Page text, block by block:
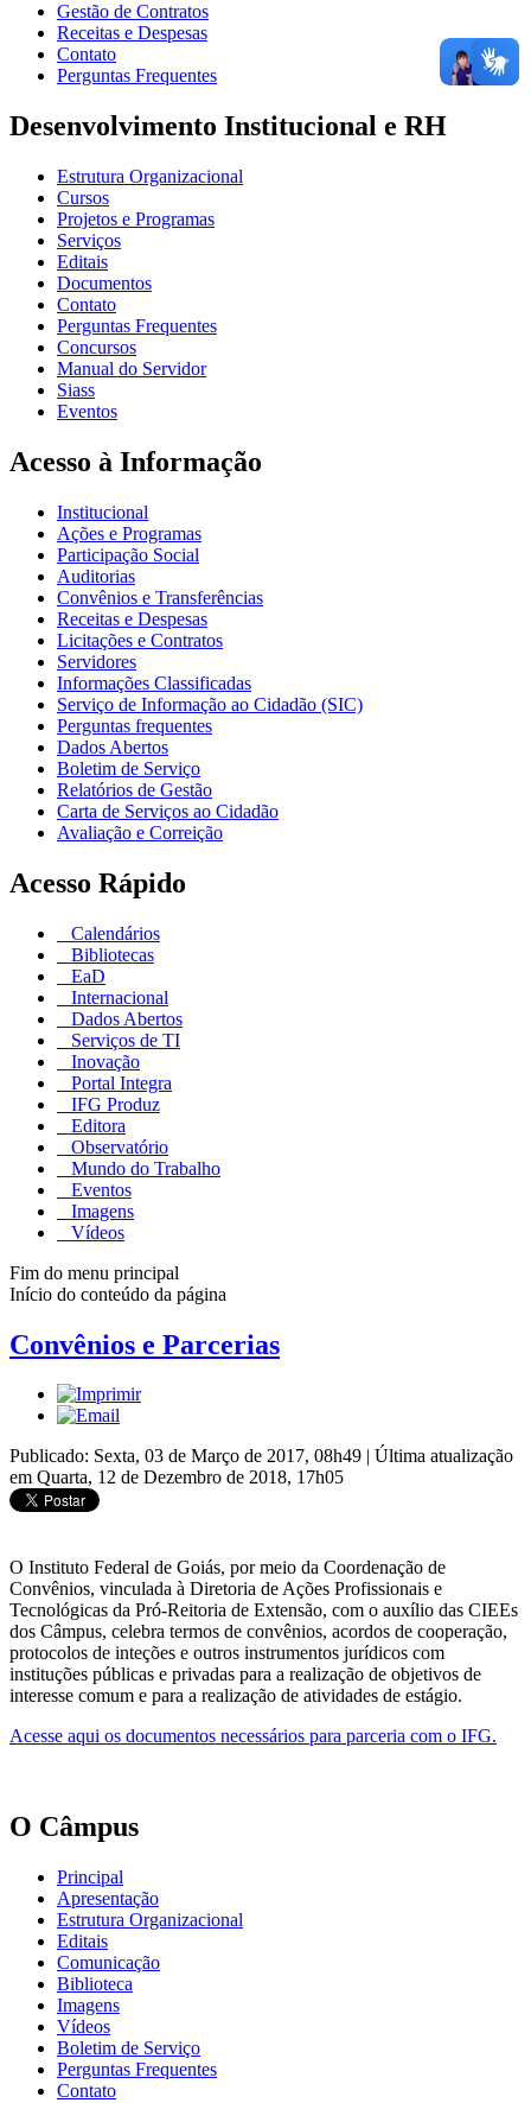
Gestão de Contratos
Receitas e Despesas
Contato
Perguntas Frequentes
Desenvolvimento Institucional e RH
Estrutura Organizacional
Cursos
Projetos e Programas
Serviços
Editais
Documentos
Contato
Perguntas Frequentes
Concursos
Manual do Servidor
Siass
Eventos
Acesso à Informação
Institucional
Ações e Programas
Participação Social
Auditorias
Convênios e Transferências
Receitas e Despesas
Licitações e Contratos
Servidores
Informações Classificadas
Serviço de Informação ao Cidadão (SIC)
Perguntas frequentes
Dados Abertos
Boletim de Serviço
Relatórios de Gestão
Carta de Serviços ao Cidadão
Avaliação e Correição
Acesso Rápido
Calendários
Bibliotecas
EaD
Internacional
Dados Abertos
Serviços de TI
Inovação
Portal Integra
IFG Produz
Editora
Observatório
Mundo do Trabalho
Eventos
Imagens
Vídeos
Fim do menu principal
Início do conteúdo da página
Convênios e Parcerias
Publicado: Sexta, 03 de Março de 2017, 08h49 | Última atualização
em Quarta, 12 de Dezembro de 2018, 17h05
O Instituto Federal de Goiás, por meio da Coordenação de
Convênios, vinculada à Diretoria de Ações Profissionais e
Tecnológicas da Pró-Reitoria de Extensão, com o auxílio das CIEEs
dos Câmpus, celebra termos de convênios, acordos de cooperação,
protocolos de inteções e outros instrumentos jurídicos com
instituções públicas e privadas para a realização de objetivos de
interesse comum e para a realização de atividades de estágio.
Acesse aqui os documentos necessários para parceria com o IFG.
O Câmpus
Principal
Apresentação
Estrutura Organizacional
Editais
Comunicação
Biblioteca
Imagens
Vídeos
Boletim de Serviço
Perguntas Frequentes
Contato